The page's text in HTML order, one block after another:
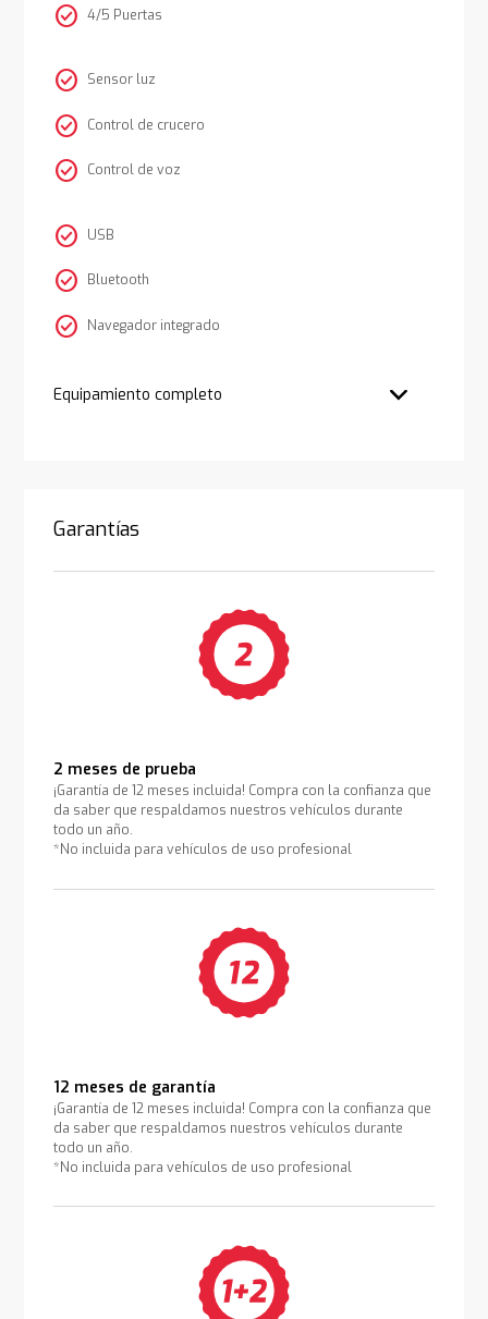
check_circle 4/5 Puertas
check_circle Sensor luz
check_circle Control de crucero
check_circle Control de voz
check_circle USB
check_circle Bluetooth
check_circle Navegador integrado
Equipamiento completo
Garantías
2 meses de prueba
¡Garantía de 12 meses incluida! Compra con la confianza que
da saber que respaldamos nuestros vehículos durante
todo un año.
*No incluida para vehículos de uso profesional
12 meses de garantía
¡Garantía de 12 meses incluida! Compra con la confianza que
da saber que respaldamos nuestros vehículos durante
todo un año.
*No incluida para vehículos de uso profesional